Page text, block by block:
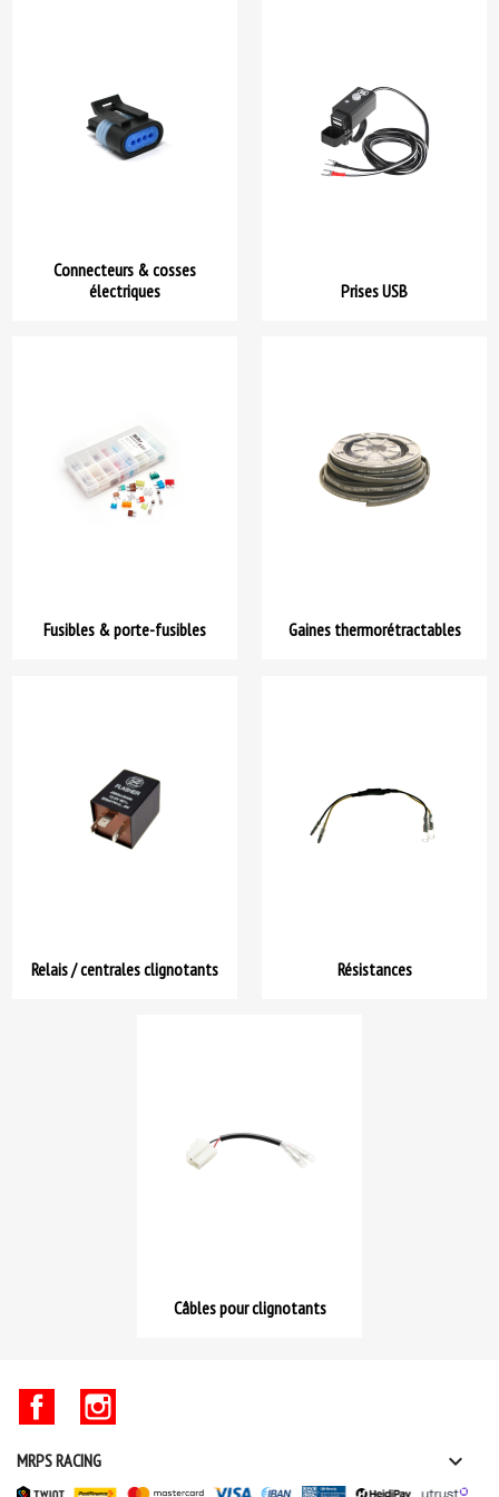
Connecteurs & cosses
électriques
Prises USB
Fusibles & porte-fusibles Gaines thermorétractables
Relais / centrales clignotants Résistances
Câbles pour clignotants
Facebook
MRPS RACING 